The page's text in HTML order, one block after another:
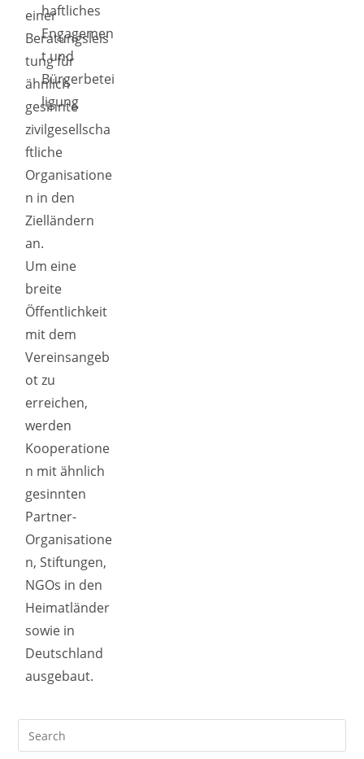
haftliches
Engagemen
t und
Bürgerbetei
ligung
einer
Beratungsleis
tung für
ähnlich
gesinnte
zivilgesellscha
ftliche
Organisatione
n in den
Zielländern
an.
Um eine
breite
Öffentlichkeit
mit dem
Vereinsangeb
ot zu
erreichen,
werden
Kooperatione
n mit ähnlich
gesinnten
Partner-
Organisatione
n, Stiftungen,
NGOs in den
Heimatländer
sowie in
Deutschland
ausgebaut.
Search
this